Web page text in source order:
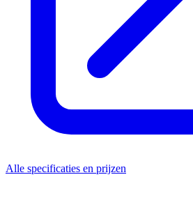
Alle specificaties en prijzen